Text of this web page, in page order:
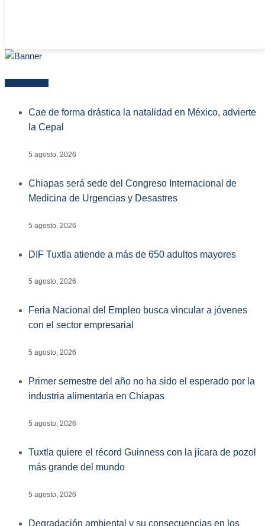
Cae de forma drástica la natalidad en México, advierte
la Cepal
5 agosto, 2026
Chiapas será sede del Congreso Internacional de
Medicina de Urgencias y Desastres
5 agosto, 2026
DIF Tuxtla atiende a más de 650 adultos mayores
5 agosto, 2026
Feria Nacional del Empleo busca vincular a jóvenes
con el sector empresarial
5 agosto, 2026
Primer semestre del año no ha sido el esperado por la
industria alimentaria en Chiapas
5 agosto, 2026
Tuxtla quiere el récord Guinness con la jícara de pozol
más grande del mundo
5 agosto, 2026
Degradación ambiental y su consecuencias en los